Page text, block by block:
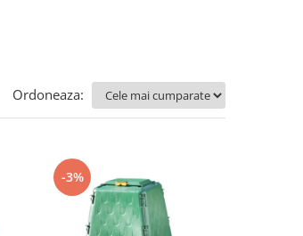
Ordoneaza:
-3%